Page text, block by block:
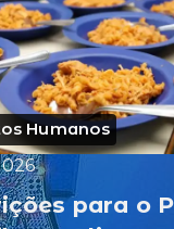
Humanos
para o